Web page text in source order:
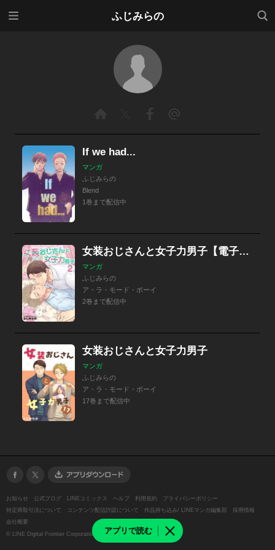
ふじみらの
検索
アプリで読む
If we had...
マンガ
ふじみらの
Blend
1巻まで配信中
女装おじさんと女子力男子【電子単行本版/限定特典付き】
マンガ
ふじみらの
ア・ラ・モード・ボーイ
2巻まで配信中
女装おじさんと女子力男子
マンガ
ふじみらの
ア・ラ・モード・ボーイ
17巻まで配信中
お知らせ 公式ブログ LINEコミックス ヘルプ 利用規約
プライバシーポリシー
特定商取引法について
コンテンツ配信許諾について 作品持ち込み/ LINEマンガ編集部
採用情報
会社概要
© LINE Digital Frontier Corporation